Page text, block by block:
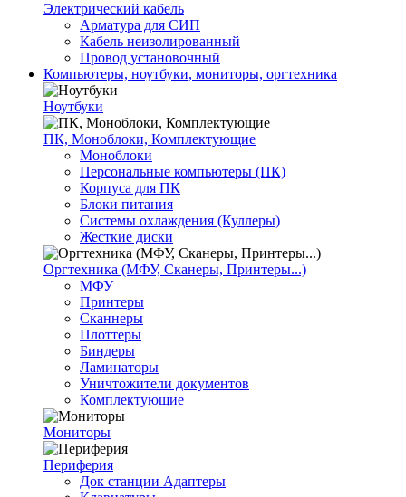
Электрический кабель
Арматура для СИП
Кабель неизолированный
Провод установочный
Компьютеры, ноутбуки, мониторы, оргтехника
Ноутбуки
ПК, Моноблоки, Комплектующие
Моноблоки
Персональные компьютеры (ПК)
Корпуса для ПК
Блоки питания
Системы охлаждения (Куллеры)
Жесткие диски
Оргтехника (МФУ, Сканеры, Принтеры...)
МФУ
Принтеры
Сканнеры
Плоттеры
Биндеры
Ламинаторы
Уничтожители документов
Комплектующие
Мониторы
Периферия
Док станции Адаптеры